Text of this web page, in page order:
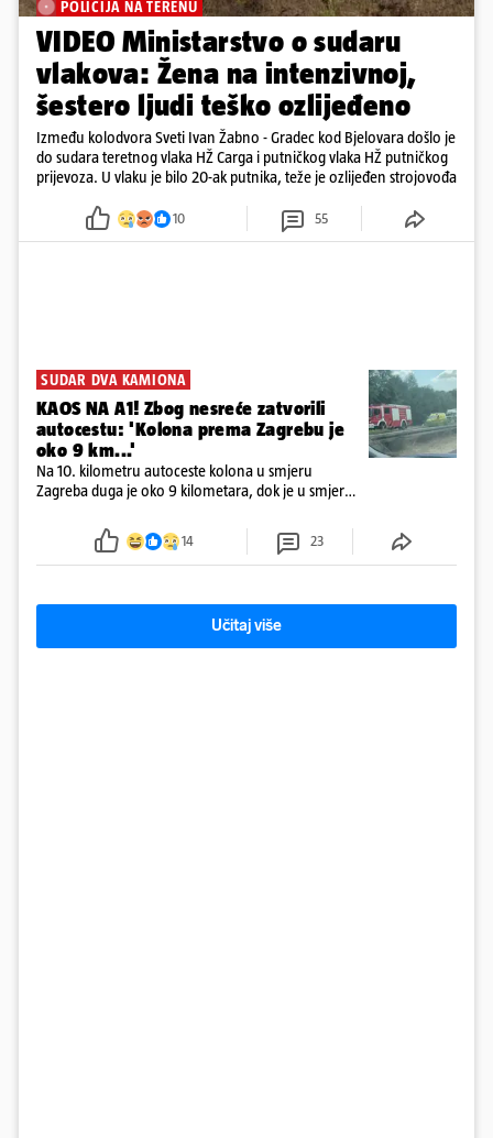
POLICIJA NA TERENU
VIDEO Ministarstvo o sudaru
vlakova: Žena na intenzivnoj,
šestero ljudi teško ozlijeđeno
Između kolodvora Sveti Ivan Žabno - Gradec kod Bjelovara došlo je
do sudara teretnog vlaka HŽ Carga i putničkog vlaka HŽ putničkog
prijevoza. U vlaku je bilo 20-ak putnika, teže je ozlijeđen strojovođa
10 55
SUDAR DVA KAMIONA
KAOS NA A1! Zbog nesreće zatvorili
autocestu: 'Kolona prema Zagrebu je
oko 9 km...'
Na 10. kilometru autoceste kolona u smjeru
Zagreba duga je oko 9 kilometara, dok je u smjeru
14 23
Učitaj više